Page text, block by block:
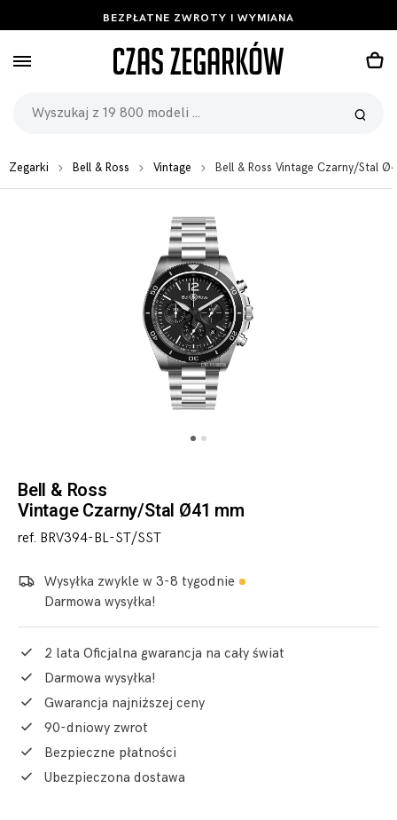
BEZPŁATNE ZWROTY I WYMIANA
Zegarki Bell & Ross Vintage Bell & Ross Vintage Czarny/Stal
Bell & Ross
Vintage Czarny/Stal Ø41 mm
ref. BRV394-BL-ST/SST
Wysyłka zwykle w 3-8 tygodnie
Darmowa wysyłka!
2 lata Oficjalna gwarancja na cały świat
Darmowa wysyłka!
Gwarancja najniższej ceny
90-dniowy zwrot
Bezpieczne płatności
Ubezpieczona dostawa